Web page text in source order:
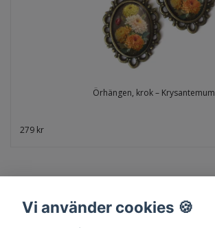
Örhängen, krok – Krysantemum
279 kr
Vi använder cookies 🍪